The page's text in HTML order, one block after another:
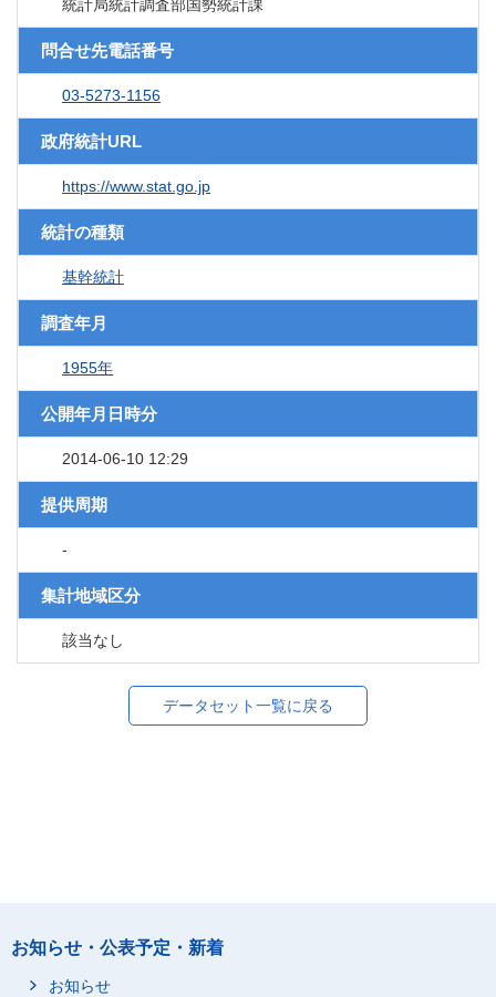
統計局統計調査部国勢統計課
問合せ先電話番号
03-5273-1156
政府統計URL
https://www.stat.go.jp
統計の種類
基幹統計
調査年月
1955年
公開年月日時分
2014-06-10 12:29
提供周期
-
集計地域区分
該当なし
データセット一覧に戻る
お知らせ・公表予定・新着
お知らせ